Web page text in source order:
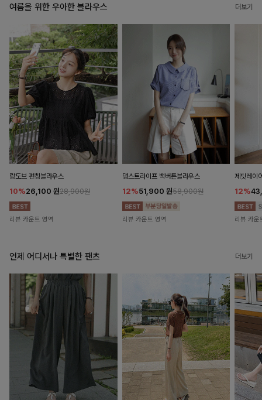
여름을 위한 우아한 블라우스 더보기
랑도브 펀칭블라우스
10%26,100 원28,900원
리뷰 카운트 영역
댕스트라이프 백버튼블라우스
12%51,900 원58,900원
리뷰 카운트 영역
제딧레이
12%
리뷰 카운
언제 어디서나 특별한 팬츠 더보기